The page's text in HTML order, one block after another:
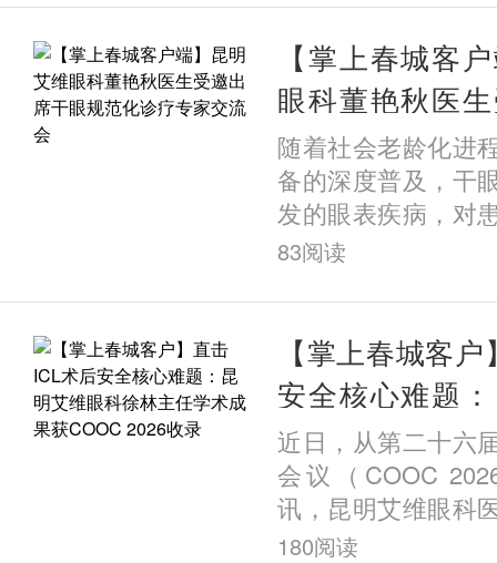
——昆明艾维眼科
她也被大家亲切誉
【掌上春城客
眼科董艳秋医
规范化诊疗专家
随着社会老龄化进
备的深度普及，干
发的眼表疾病，对
严重威胁。3月21
开。来自云南、贵
权威专家齐聚一堂
围绕干眼热点话
话，共探基于睑板
干预策略，为突破
共识。
83阅读
【掌上春城客
安全核心难题
徐林主任学术
2026收录
近日，从第二十六
会议（COOC
讯，昆明艾维眼科
主任徐林领衔撰写
180阅读